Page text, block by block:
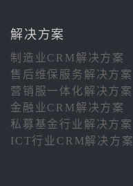
解决方案
制造业CRM解决方案
售后维保服务解决方案
营销服一体化解决方案
金融业CRM解决方案
私募基金行业解决方案
ICT行业CRM解决方案